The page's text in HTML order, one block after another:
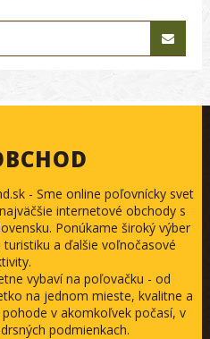
- Sme online poľovnícky svet
internetové obchody s
Ponúkame široký výber
a ďalšie voľnočasové
vybaví na poľovačku - od
na jednom mieste, kvalitne a
v akomkoľvek počasí, v
podmienkach.